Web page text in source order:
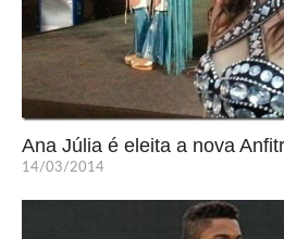
Ana Júlia é eleita a nova
14/03/2014